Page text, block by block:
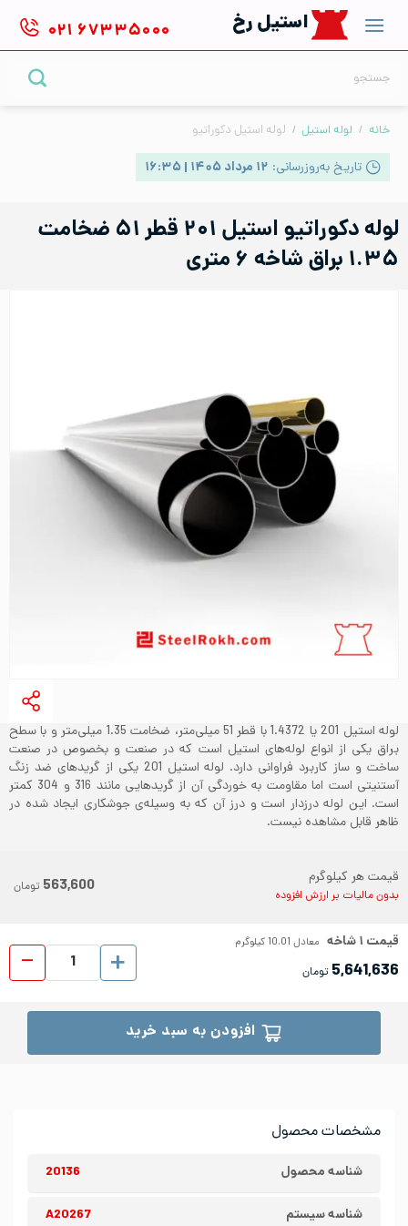
content
استیل رخ ۰۲۱ ۶۷۳۳۵۰۰۰
خانه / لوله استیل / لوله استیل دکوراتیو
تاریخ به‌روزرسانی: ۱۲ مرداد ۱۴۰۵ | ۱۶:۳۵
مشخصات محصول
شناسه محصول 20136
شناسه سیستم A20267
لوله دکوراتیو استیل ۲۰۱ قطر ۵۱ ضخامت
۱.۳۵ براق شاخه ۶ متری
لوله استیل 201 یا 1.4372 با قطر 51 میلی‌متر، ضخامت 1.35 میلی‌متر و با سطح
براق یکی از انواع لوله‌های استیل است که در صنعت و بخصوص در صنعت
ساخت و ساز کاربرد فراوانی دارد. لوله استیل 201 یکی از گریدهای ضد زنگ
آستنیتی است اما مقاومت به خوردگی آن از گریدهایی مانند 316 و 304 کمتر
است. این لوله درزدار است و درز آن که به وسیله‌ی جوشکاری ایجاد شده در
ظاهر قابل مشاهده نیست.
قیمت هر کیلوگرم
بدون مالیات بر ارزش افزوده 563,600 تومان
قیمت ۱شاخه معادل 10.01 کیلوگرم
5,641,636 تومان
افزودن به سبد خرید